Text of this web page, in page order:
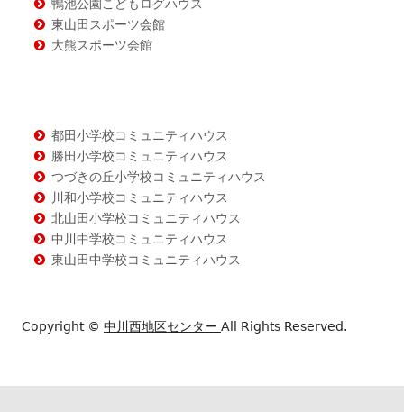
東山田スポーツ会館
大熊スポーツ会館
都田小学校コミュニティハウス
勝田小学校コミュニティハウス
つづきの丘小学校コミュニティハウス
川和小学校コミュニティハウス
北山田小学校コミュニティハウス
中川中学校コミュニティハウス
東山田中学校コミュニティハウス
Copyright © 中川西地区センター All Rights Reserved.